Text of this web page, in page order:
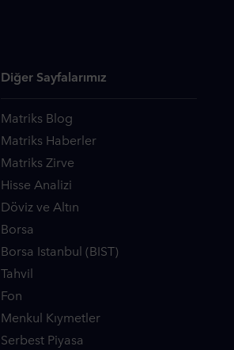
Diğer Sayfalarımız
Matriks Blog
Matriks Haberler
Matriks Zirve
Hisse Analizi
Döviz ve Altın
Borsa
Borsa Istanbul (BIST)
Tahvil
Fon
Menkul Kıymetler
Serbest Piyasa